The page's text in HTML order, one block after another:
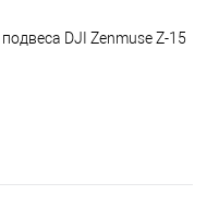
DJI Zenmuse Z-15